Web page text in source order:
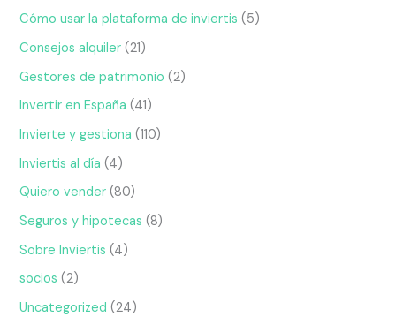
Cómo usar la plataforma de inviertis (5)
Consejos alquiler (21)
Gestores de patrimonio (2)
Invertir en España (41)
Invierte y gestiona (110)
Inviertis al día (4)
Quiero vender (80)
Seguros y hipotecas (8)
Sobre Inviertis (4)
socios (2)
Uncategorized (24)